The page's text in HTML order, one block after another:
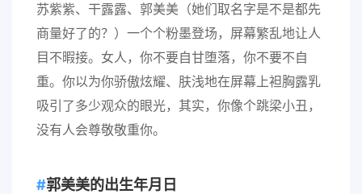
苏紫紫、干露露、郭美美（她们取名字是不是都先
商量好了的？）一个个粉墨登场，屏幕繁乱地让人
目不暇接。女人，你不要自甘堕落，你不要不自
重。你以为你骄傲炫耀、肤浅地在屏幕上袒胸露乳
吸引了多少观众的眼光，其实，你像个跳梁小丑，
没有人会尊敬敬重你。
郭美美的出生年月日